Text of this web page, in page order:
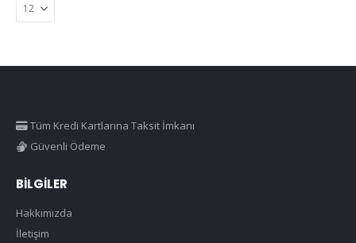
Seçenekler
seçilebilir
Tüm Kredi Kartlarına Taksit İmkanı
Güvenli Ödeme
BILGILER
Hakkımızda
İletişim